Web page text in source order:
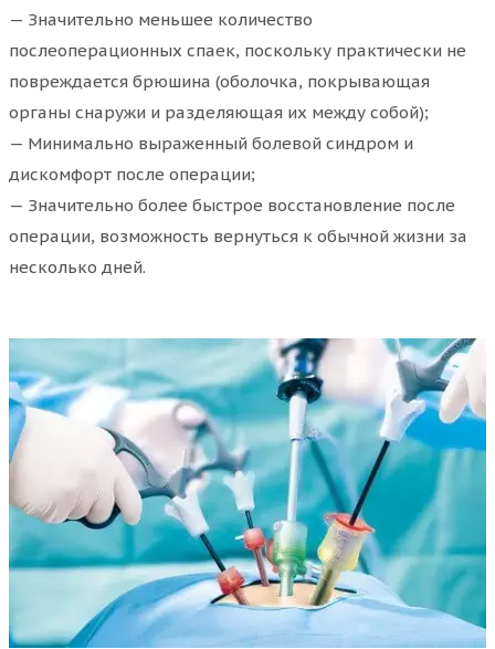
— Значительно меньшее количество
послеоперационных спаек, поскольку практически не
повреждается брюшина (оболочка, покрывающая
органы снаружи и разделяющая их между собой);
— Минимально выраженный болевой синдром и
дискомфорт после операции;
— Значительно более быстрое восстановление после
операции, возможность вернуться к обычной жизни за
несколько дней.